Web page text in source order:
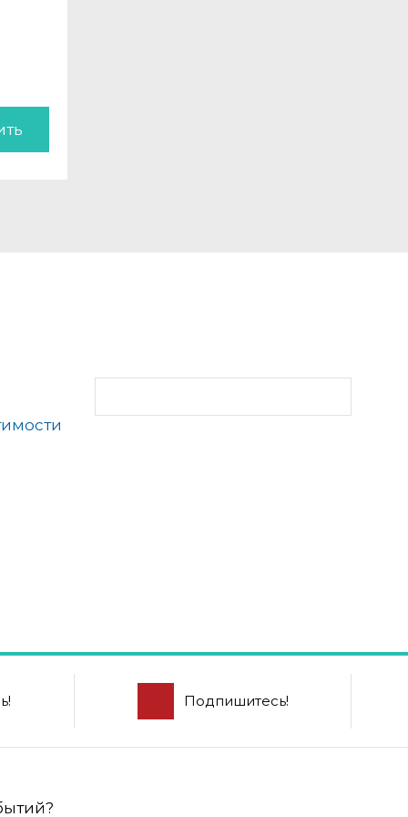
Подпишитесь!